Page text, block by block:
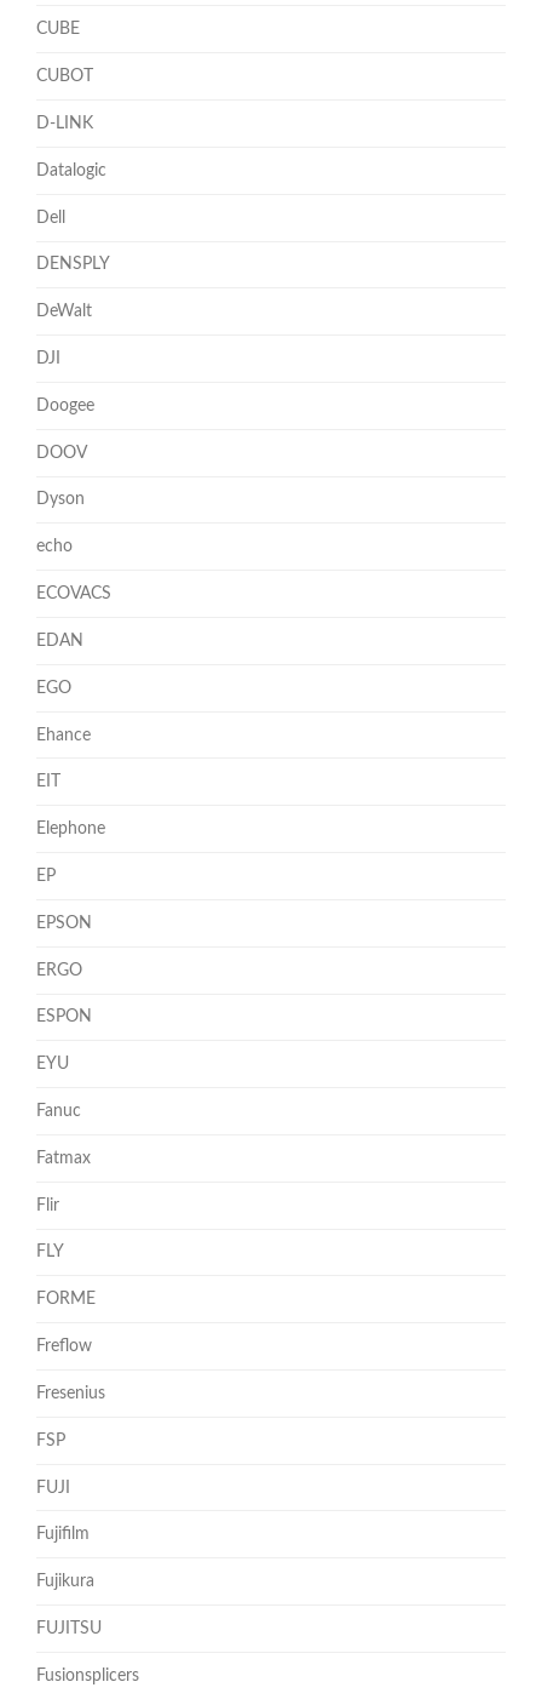
CUBE
CUBOT
D-LINK
Datalogic
Dell
DENSPLY
DeWalt
DJI
Doogee
DOOV
Dyson
echo
ECOVACS
EDAN
EGO
Ehance
EIT
Elephone
EP
EPSON
ERGO
ESPON
EYU
Fanuc
Fatmax
Flir
FLY
FORME
Freflow
Fresenius
FSP
FUJI
Fujifilm
Fujikura
FUJITSU
Fusionsplicers